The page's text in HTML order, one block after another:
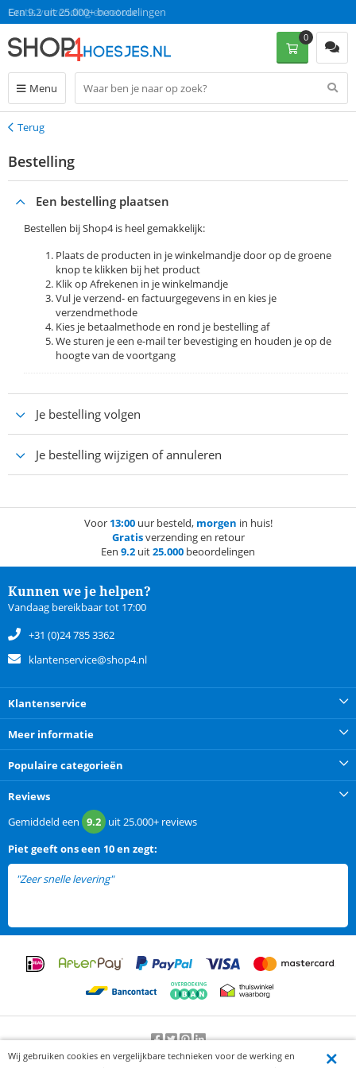
Gratis verzending en retour
Een 9.2 uit 25.000+ beoordelingen
Menu
0
Terug
Terug
Bestelling
Een bestelling plaatsen
Bestellen bij Shop4 is heel gemakkelijk:
Plaats de producten in je winkelmandje door op de groene
knop te klikken bij het product
Klik op Afrekenen in je winkelmandje
Vul je verzend- en factuurgegevens in en kies je
verzendmethode
Kies je betaalmethode en rond je bestelling af
We sturen je een e-mail ter bevestiging en houden je op de
hoogte van de voortgang
Je bestelling volgen
Je bestelling wijzigen of annuleren
Voor 13:00uur besteld, morgen in huis!
Gratisverzending en retour
Een 9.2 uit25.000 beoordelingen
Kunnen we je helpen?
Vandaag bereikbaar tot 17:00
+31 (0)24 785 3362
klantenservice@shop4.nl
Klantenservice
Meer informatie
Populaire categorieën
Reviews
Gemiddeld een 9.2 uit25.000+ reviews
Pietgeeft ons een 10 en zegt:
"Zeer snelle levering"
Beoordeling door klanten:9.2/10-25000beoordelingen
Wij gebruiken cookies en vergelijkbare technieken voor de werking en